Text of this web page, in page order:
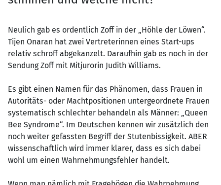
Neulich gab es ordentlich Zoff in der „Höhle der Löwen“.
Tijen Onaran hat zwei Vertreterinnen eines Start-ups
relativ schroff abgekanzelt. Daraufhin gab es noch in der
Sendung Zoff mit Mitjurorin Judith Williams.
Es gibt einen Namen für das Phänomen, dass Frauen in
Autoritäts- oder Machtpositionen untergeordnete Frauen
systematisch schlechter behandeln als Männer: „Queen
Bee Syndrome“. Im Deutschen kennen wir zusätzlich den
noch weiter gefassten Begriff der Stutenbissigkeit. ABER
wissenschaftlich wird immer klarer, dass es sich dabei
wohl um einen Wahrnehmungsfehler handelt.